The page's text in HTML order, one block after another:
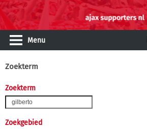
Menu
Zoekterm
Zoekterm
Zoekgebied